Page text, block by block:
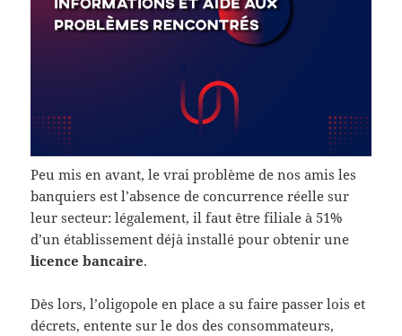
Peu mis en avant, le vrai problème de nos amis les
banquiers est l’absence de concurrence réelle sur
leur secteur: légalement, il faut être filiale à 51%
d’un établissement déjà installé pour obtenir une
licence bancaire.
Dès lors, l’oligopole en place a su faire passer lois et
décrets, entente sur le dos des consommateurs,